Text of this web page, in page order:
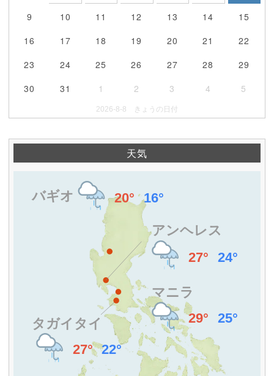
9
10 11 12 13 14
15
16
17 18 19 20 21
22
23
24 25 26 27 28
29
30
31 1 2 3 4 5
2026-8-8 きょうの日付
天気